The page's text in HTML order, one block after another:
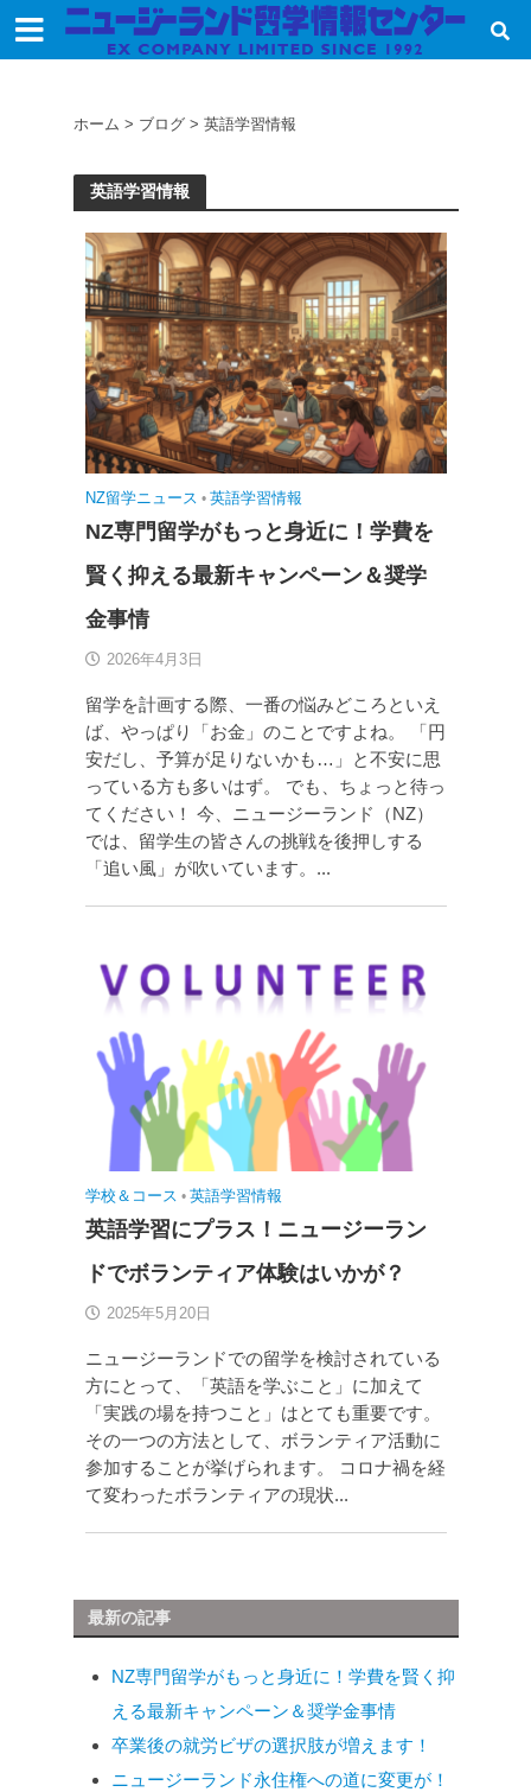
ホーム > ブログ> 英語学習情報
英語学習情報
NZ留学ニュース • 英語学習情報
NZ専門留学がもっと身近に！学費を
賢く抑える最新キャンペーン＆奨学
金事情
2026年4月3日
留学を計画する際、一番の悩みどころといえ
ば、やっぱり「お金」のことですよね。 「円
安だし、予算が足りないかも…」と不安に思
っている方も多いはず。 でも、ちょっと待っ
てください！ 今、ニュージーランド（NZ）
では、留学生の皆さんの挑戦を後押しする
「追い風」が吹いています。...
学校＆コース • 英語学習情報
英語学習にプラス！ニュージーラン
ドでボランティア体験はいかが？
2025年5月20日
ニュージーランドでの留学を検討されている
方にとって、「英語を学ぶこと」に加えて
「実践の場を持つこと」はとても重要です。
その一つの方法として、ボランティア活動に
参加することが挙げられます。 コロナ禍を経
て変わったボランティアの現状...
最新の記事
NZ専門留学がもっと身近に！学費を賢く抑
える最新キャンペーン＆奨学金事情
卒業後の就労ビザの選択肢が増えます！
ニュージーランド永住権への道に変更が！